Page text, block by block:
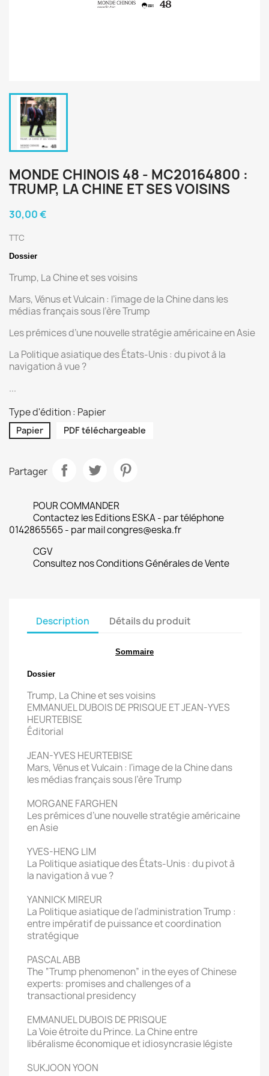
MONDE CHINOIS 48 - MC20164800 :
TRUMP, LA CHINE ET SES VOISINS
30,00 €
TTC
Dossier
Trump, La Chine et ses voisins
Mars, Vénus et Vulcain : l’image de la Chine dans les
médias français sous l’ère Trump
Les prémices d’une nouvelle stratégie américaine en Asie
La Politique asiatique des États-Unis : du pivot à la
navigation à vue ?
...
Type d'édition : Papier
Papier PDF téléchargeable
Partager
POUR COMMANDER
Contactez les Editions ESKA - par téléphone
0142865565 - par mail congres@eska.fr
CGV
Consultez nos Conditions Générales de Vente
Description Détails du produit
Sommaire
Dossier
Trump, La Chine et ses voisins
EMMANUEL DUBOIS DE PRISQUE ET JEAN-YVES
HEURTEBISE
Éditorial
JEAN-YVES HEURTEBISE
Mars, Vénus et Vulcain : l’image de la Chine dans
les médias français sous l’ère Trump
MORGANE FARGHEN
Les prémices d’une nouvelle stratégie américaine
en Asie
YVES-HENG LIM
La Politique asiatique des États-Unis : du pivot à
la navigation à vue ?
YANNICK MIREUR
La Politique asiatique de l’administration Trump :
entre impératif de puissance et coordination
stratégique
PASCAL ABB
The “Trump phenomenon” in the eyes of Chinese
experts: promises and challenges of a
transactional presidency
EMMANUEL DUBOIS DE PRISQUE
La Voie étroite du Prince. La Chine entre
libéralisme économique et idiosyncrasie légiste
SUKJOON YOON